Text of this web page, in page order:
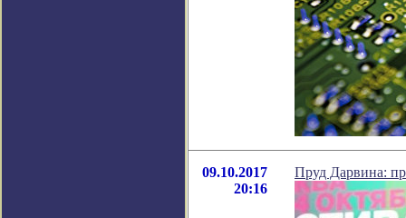
09.10.2017
20:16
Пруд Дарвина: